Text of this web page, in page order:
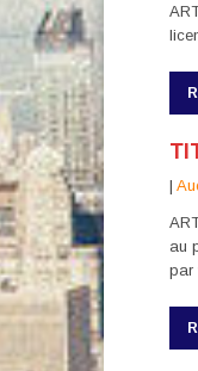
|
au
par